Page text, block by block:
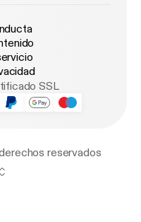
SSL
reservados